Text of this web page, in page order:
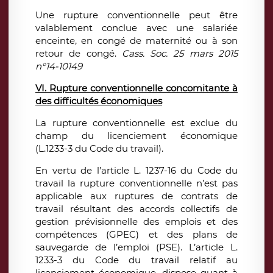
Une rupture conventionnelle peut être
valablement conclue avec une salariée
enceinte, en congé de maternité ou à son
retour de congé. Cass. Soc. 25 mars 2015
n°14-10149
VI. Rupture conventionnelle concomitante à
des difficultés économiques
La rupture conventionnelle est exclue du
champ du licenciement économique
(L.1233-3 du Code du travail).
En vertu de l’article L. 1237-16 du Code du
travail la rupture conventionnelle n’est pas
applicable aux ruptures de contrats de
travail résultant des accords collectifs de
gestion prévisionnelle des emplois et des
compétences (GPEC) et des plans de
sauvegarde de l’emploi (PSE). L’article L.
1233-3 du Code du travail relatif au